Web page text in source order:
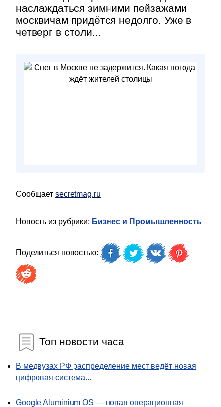
наслаждаться зимними пейзажами
москвичам придётся недолго. Уже в
четверг в столи...
Сообщает secretmag.ru
Новость из рубрики: Бизнес и Промышленность
Поделиться новостью:
Топ новости часа
В медвузах РФ распределение мест ведёт новая
цифровая система...
Google Aluminium OS — новая операционная